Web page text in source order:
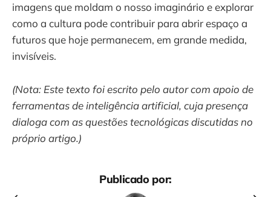
imagens que moldam o nosso imaginário e explorar
como a cultura pode contribuir para abrir espaço a
futuros que hoje permanecem, em grande medida,
invisíveis.
(Nota: Este texto foi escrito pelo autor com apoio de
ferramentas de inteligência artificial, cuja presença
dialoga com as questões tecnológicas discutidas no
próprio artigo.)
Publicado por: